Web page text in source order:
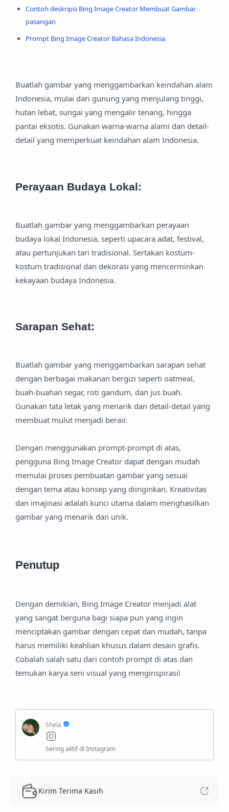
Contoh deskripsi Bing Image Creator Membuat Gambar
pasangan
Prompt Bing Image Creator Bahasa Indonesia
Buatlah gambar yang menggambarkan keindahan alam
Indonesia, mulai dari gunung yang menjulang tinggi,
hutan lebat, sungai yang mengalir tenang, hingga
pantai eksotis. Gunakan warna-warna alami dan detail-
detail yang memperkuat keindahan alam Indonesia.
Perayaan Budaya Lokal:
Buatlah gambar yang menggambarkan perayaan
budaya lokal Indonesia, seperti upacara adat, festival,
atau pertunjukan tari tradisional. Sertakan kostum-
kostum tradisional dan dekorasi yang mencerminkan
kekayaan budaya Indonesia.
Sarapan Sehat:
Buatlah gambar yang menggambarkan sarapan sehat
dengan berbagai makanan bergizi seperti oatmeal,
buah-buahan segar, roti gandum, dan jus buah.
Gunakan tata letak yang menarik dan detail-detail yang
membuat mulut menjadi berair.
Dengan menggunakan prompt-prompt di atas,
pengguna Bing Image Creator dapat dengan mudah
memulai proses pembuatan gambar yang sesuai
dengan tema atau konsep yang diinginkan. Kreativitas
dan imajinasi adalah kunci utama dalam menghasilkan
gambar yang menarik dan unik.
Penutup
Dengan demikian, Bing Image Creator menjadi alat
yang sangat berguna bagi siapa pun yang ingin
menciptakan gambar dengan cepat dan mudah, tanpa
harus memiliki keahlian khusus dalam desain grafis.
Cobalah salah satu dari contoh prompt di atas dan
temukan karya seni visual yang menginspirasi!
Kirim Terima Kasih